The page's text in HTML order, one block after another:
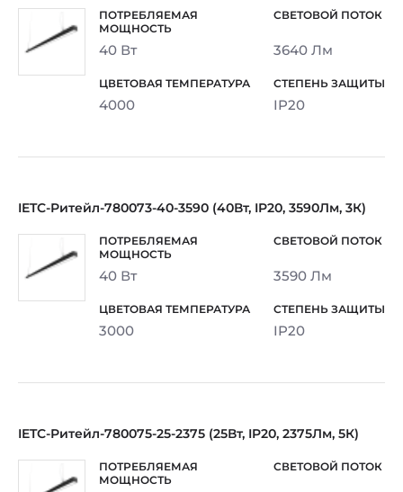
40 Вт 3640 Лм
4000 IP20
IETC-Ритейл-780073-40-3590 (40Вт, IP20, 3590Лм, 3К)
40 Вт 3590 Лм
3000 IP20
IETC-Ритейл-780075-25-2375 (25Вт, IP20, 2375Лм, 5К)